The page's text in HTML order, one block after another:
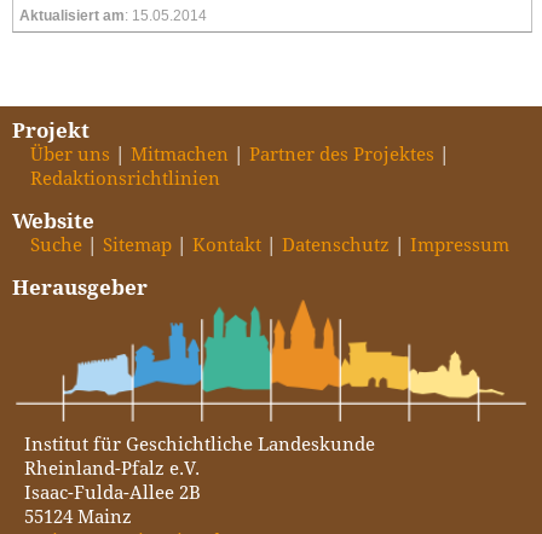
Aktualisiert am: 15.05.2014
Projekt
Über uns Mitmachen
Partner des Projektes
Redaktionsrichtlinien
Website
Suche Sitemap Kontakt Datenschutz Impressum
Herausgeber
Institut für Geschichtliche Landeskunde
Rheinland-Pfalz e.V.
Isaac-Fulda-Allee 2B
55124 Mainz